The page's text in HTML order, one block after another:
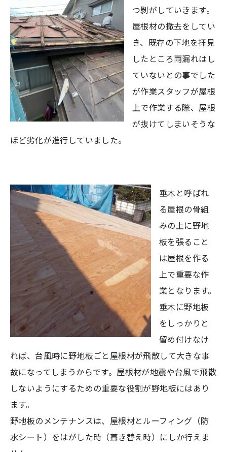
つ剝がしていきます。
屋根材の撤去をしてい
き、既存の下地を拝見
したところ雨漏れはし
ていないとの事でした
が作業スタッフが屋根
上で作業する際、屋根
が抜けてしまいそうな
ほど劣化が進行していました。
垂木と呼ばれ
る屋根の骨組
みの上に野地
板を張ること
は屋根を作る
上で重要な作
業となります。
垂木に野地板
をしっかりと
留め付けなけ
れば、台風時に野地板ごと屋根材が飛散して大きな事
故になってしまうからです。屋根材が地震や台風で飛散
しないようにするための重要な役割が野地板にはあり
ます。
野地板のメンテナンスは、屋根材とルーフィング（防
水シート）をはがした時（葺き替え時）にしか行えま